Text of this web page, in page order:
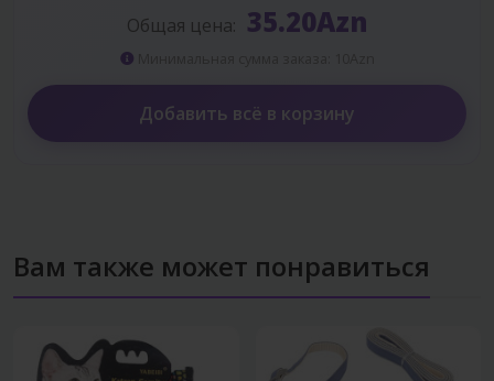
Общая цена: 35.20Azn
Добавить всё в корзину
Вам также может понравиться